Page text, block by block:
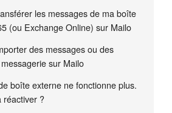
les messages de ma boîte
(ou Exchange Online) sur Mailo
des messages ou des
sur Mailo
boîte externe ne fonctionne plus.
réactiver ?